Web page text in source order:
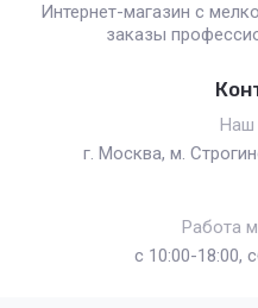
Интернет-магазин с
заказы
Наш
г. Москва, м.
Работа
с 10:00-18:00,